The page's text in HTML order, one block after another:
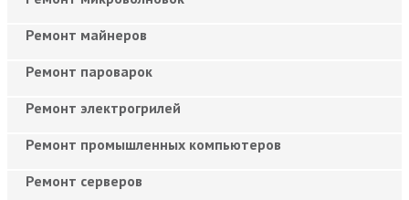
Ремонт майнеров
Ремонт пароварок
Ремонт электрогрилей
Ремонт промышленных компьютеров
Ремонт серверов